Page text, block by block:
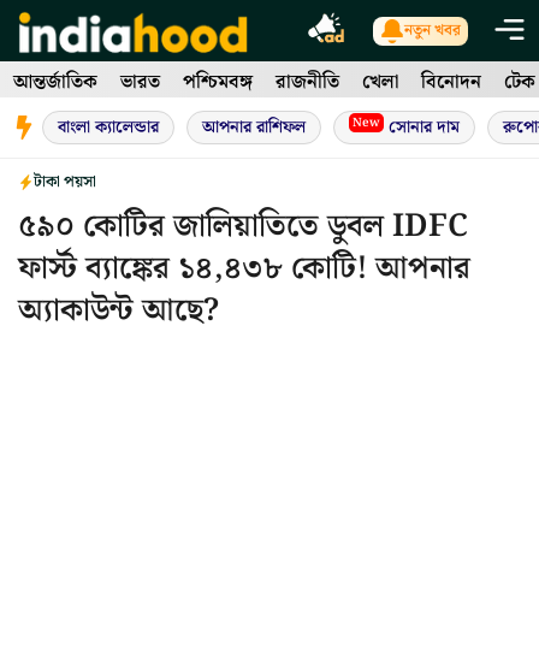
Skip
to
content
নতুন খবর
আন্তর্জাতিক ভারত পশ্চিমবঙ্গ রাজনীতি খেলা বিনোদন টেক
বাংলা ক্যালেন্ডার আপনার রাশিফল New সোনার দাম
টাকা পয়সা
৫৯০ কোটির জালিয়াতিতে ডুবল IDFC
ফার্স্ট ব্যাঙ্কের ১৪,৪৩৮ কোটি! আপনার
অ্যাকাউন্ট আছে?